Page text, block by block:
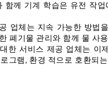
함께 기계 학습은 유전 작
업체는 지속 가능한 방법
폐기물 관리와 함께 물 사
한 서비스 제공 업체는 이
그램, 환경 적으로 호환되